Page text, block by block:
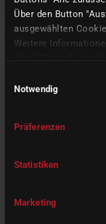
Über den Button
ausgewählten
Weitere
Notwendig
Präferenzen
Statistiken
Marketing
信頼性の高